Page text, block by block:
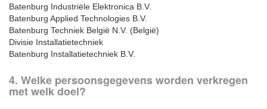
Batenburg Industriële Elektronica B.V.
Batenburg Applied Technologies B.V.
Batenburg Techniek België N.V. (België)
Divisie Installatietechniek
Batenburg Installatietechniek B.V.
4. Welke persoonsgegevens worden verkregen
met welk doel?